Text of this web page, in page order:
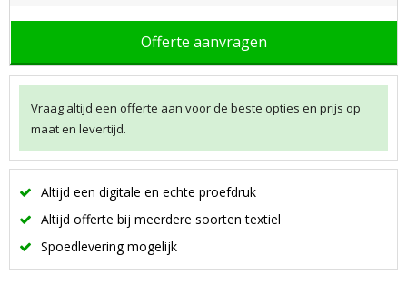
Offerte aanvragen
Vraag altijd een offerte aan voor de beste opties en prijs op
maat en levertijd.
Altijd een digitale en echte proefdruk
Altijd offerte bij meerdere soorten textiel
Spoedlevering mogelijk